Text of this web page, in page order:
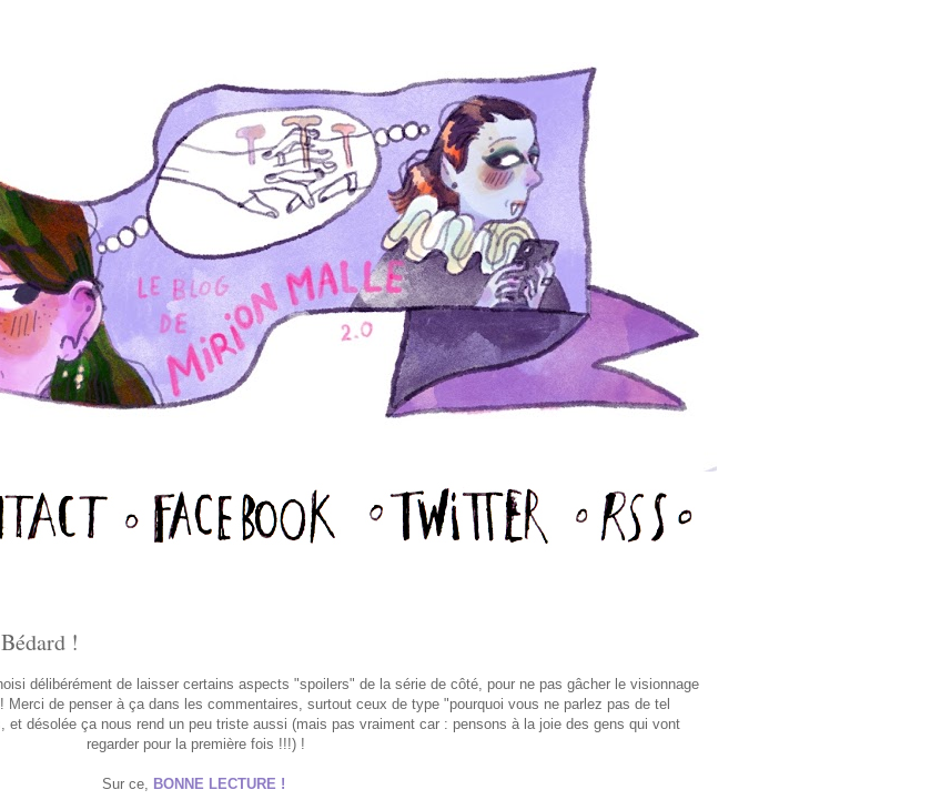
!
délibérément de laisser certains aspects "spoilers" de la série de côté, pour ne pas gâcher le visionnage
Merci de penser à ça dans les commentaires, surtout ceux de type "pourquoi vous ne parlez pas de tel
désolée ça nous rend un peu triste aussi (mais pas vraiment car : pensons à la joie des gens qui vont
regarder pour la première fois !!!) !
Sur ce, BONNE LECTURE !